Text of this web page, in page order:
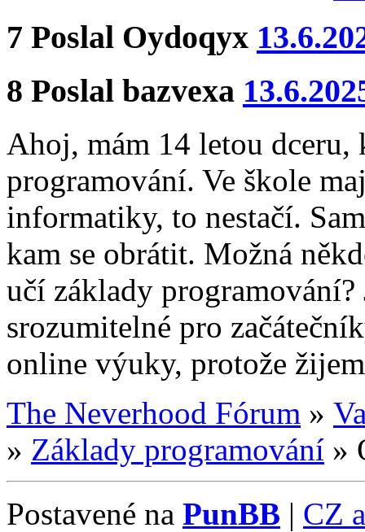
7 Poslal Oydoqyx
8 Poslal bazvexa
Ahoj, mám 14 letou dceru,
programování. Ve škole
informatiky, to nestačí.
kam se obrátit. Možná
učí základy
srozumitelné pro
online výuky, protože
The Neverhood Fórum »
» Základy programování »
Postavené na PunBB | CZ